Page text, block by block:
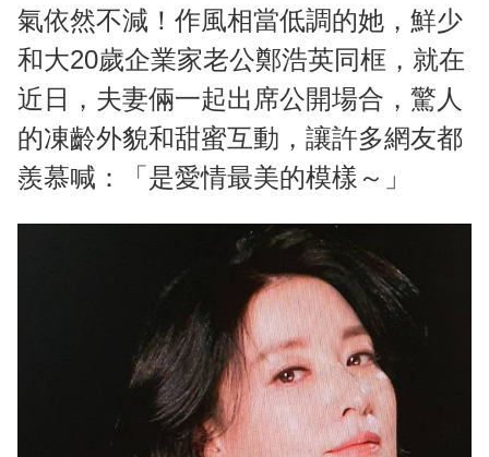
氣依然不減！作風相當低調的她，鮮少
和大20歲企業家老公鄭浩英同框，就在
近日，夫妻倆一起出席公開場合，驚人
的凍齡外貌和甜蜜互動，讓許多網友都
羨慕喊：「是愛情最美的模樣～」